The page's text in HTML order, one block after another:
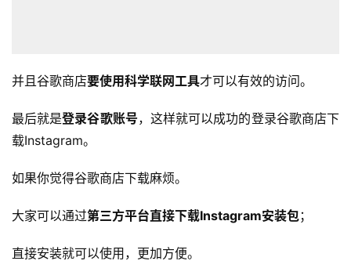
并且谷歌商店要使用科学联网工具才可以有效的访问。
最后就是登录谷歌账号，这样就可以成功的登录谷歌商店下
载Instagram。
如果你觉得谷歌商店下载麻烦。
大家可以通过第三方平台直接下载Instagram安装包；
直接安装就可以使用，更加方便。